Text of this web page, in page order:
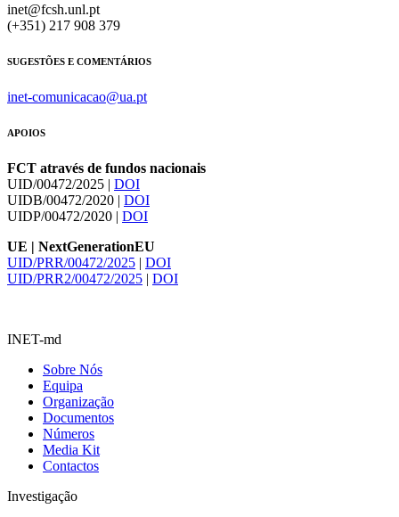
inet@fcsh.unl.pt
(+351) 217 908 379
SUGESTÕES E COMENTÁRIOS
inet-comunicacao@ua.pt
APOIOS
FCT através de fundos nacionais
UID/00472/2025 | DOI
UIDB/00472/2020 | DOI
UIDP/00472/2020 | DOI
UE | NextGenerationEU
UID/PRR/00472/2025 | DOI
UID/PRR2/00472/2025 | DOI
INET-md
Sobre Nós
Equipa
Organização
Documentos
Números
Media Kit
Contactos
Investigação